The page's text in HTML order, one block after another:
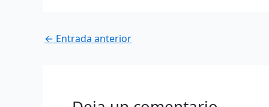
← Entrada anterior